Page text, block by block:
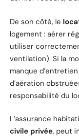
De son côté, le
logement : aérer
utiliser
ventilation). Si la
manque
d’aération
responsabilité du
L’assurance
civile privée, peut